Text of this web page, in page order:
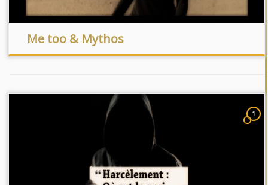
Me too & Mythos
1